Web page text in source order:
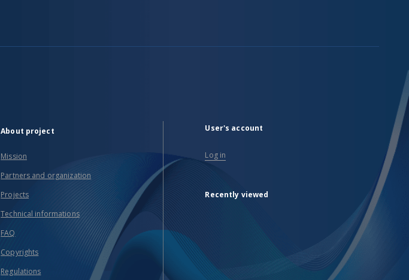
About project
Mission
Partners and organization
Projects
Technical informations
FAQ
Copyrights
Regulations
User's account
Log in
Recently viewed